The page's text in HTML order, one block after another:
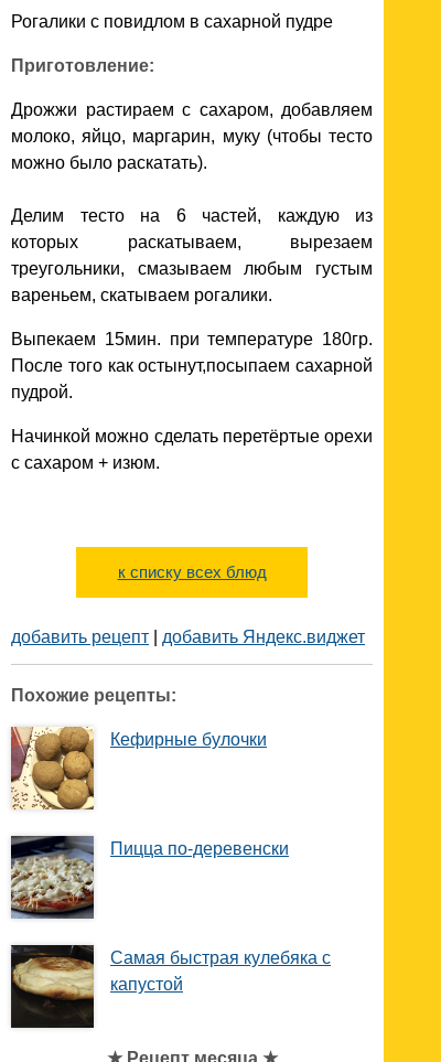
Рогалики с повидлом в сахарной пудре
Приготовление:
Дрожжи растираем с сахаром, добавляем
молоко, яйцо, маргарин, муку (чтобы тесто
можно было раскатать).
Делим тесто на 6 частей, каждую из
которых раскатываем, вырезаем
треугольники, смазываем любым густым
вареньем, скатываем рогалики.
Выпекаем 15мин. при температуре 180гр.
После того как остынут,посыпаем сахарной
пудрой.
Начинкой можно сделать перетёртые орехи
с сахаром + изюм.
к списку всех блюд
добавить рецепт добавить Яндекс.виджет
Похожие рецепты:
Кефирные булочки
Пицца по-деревенски
Самая быстрая кулебяка с
капустой